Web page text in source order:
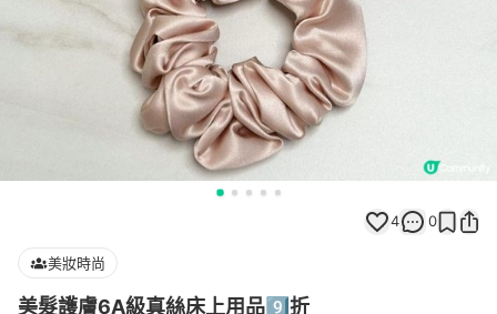
4 0
美妝時尚
美髮護膚6A級真絲床上用品9️⃣折